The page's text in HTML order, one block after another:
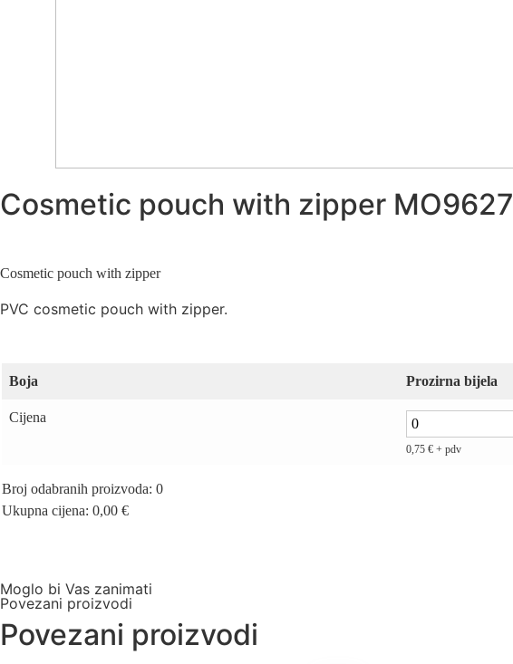
Cosmetic pouch with zipper MO9627
Cosmetic pouch with zipper
PVC cosmetic pouch with zipper.
Boja Prozirna bijela
Cijena
0,75 € + pdv
Broj odabranih proizvoda: 0
Ukupna cijena: 0,00 €
Moglo bi Vas zanimati
Povezani proizvodi
Povezani proizvodi